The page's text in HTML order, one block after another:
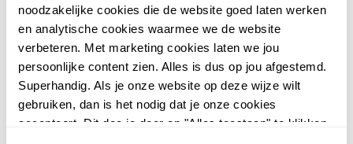
noodzakelijke cookies die de website goed laten werken
en analytische cookies waarmee we de website
verbeteren. Met marketing cookies laten we jou
persoonlijke content zien. Alles is dus op jou afgestemd.
Superhandig. Als je onze website op deze wijze wilt
gebruiken, dan is het nodig dat je onze cookies
accepteert. Dit doe je door op "Alles toestaan" te klikken.